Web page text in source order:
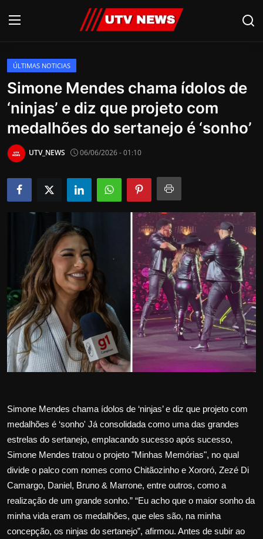
AO VIVO
PIRACICABA
CAMPINAS
LIMEIRA
ESPIRITO SANTO
Cultura
Internacional
APOIE
Educação
Justiça
Saúde
Esportes
Fama e TV
FALE CONOSCO
ÚLTIMAS NOTICIAS
Simone Mendes chama ídolos de
‘ninjas’ e diz que projeto com
medalhões do sertanejo é ‘sonho’
UTV_NEWS 06/06/2026 - 01:10
Simone Mendes chama ídolos de ‘ninjas’ e diz que projeto com
medalhões é ‘sonho' Já consolidada como uma das grandes
estrelas do sertanejo, emplacando sucesso após sucesso,
Simone Mendes tratou o projeto "Minhas Memórias", no qual
divide o palco com nomes como Chitãozinho e Xororó, Zezé Di
Camargo, Daniel, Bruno & Marrone, entre outros, como a
realização de um grande sonho.” “Eu acho que o maior sonho da
minha vida eram os medalhões, que eles são, na minha
concepção, os ninjas do sertanejo”, afirmou. Antes de subir ao